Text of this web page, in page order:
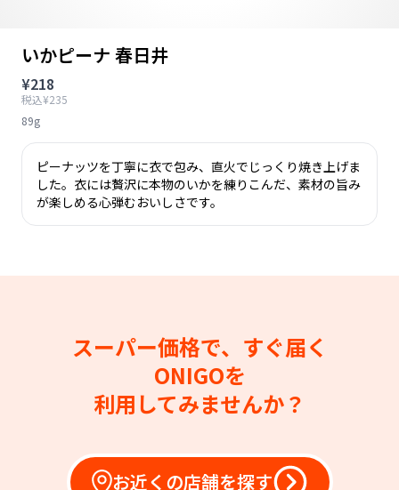
いかピーナ 春日井
¥218
税込¥235
89g
ピーナッツを丁寧に衣で包み、直火でじっくり焼き上げま
した。衣には贅沢に本物のいかを練りこんだ、素材の旨み
が楽しめる心弾むおいしさです。
スーパー価格で、すぐ届く
ONIGOを
利用してみませんか？
お近くの店舗を探す